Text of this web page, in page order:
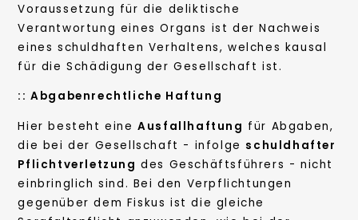
Voraussetzung für die deliktische
Verantwortung eines Organs ist der Nachweis
eines schuldhaften Verhaltens, welches kausal
für die Schädigung der Gesellschaft ist.
:: Abgabenrechtliche Haftung
Hier besteht eineAusfallhaftung für Abgaben,
die bei der Gesellschaft - infolge schuldhafter
Pflichtverletzung des Geschäftsführers - nicht
einbringlich sind. Bei den Verpflichtungen
gegenüber dem Fiskus ist die gleiche